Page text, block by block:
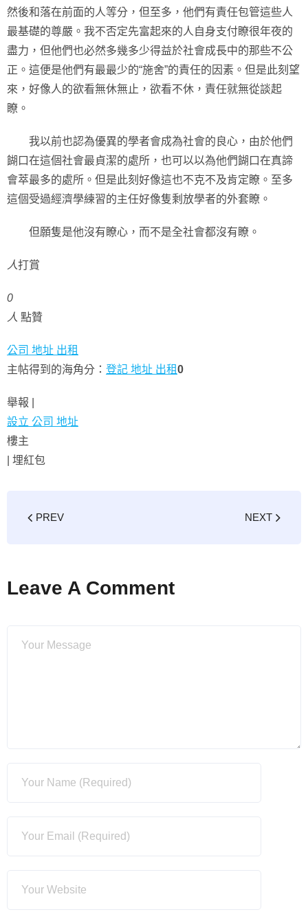
然後和落在前面的人等分，但至多，他們有責任包管這些人
最基礎的尊嚴。我不否定先富起來的人自身支付瞭很年夜的
盡力，但他們也必然多幾多少得益於社會成長中的那些不公
正。這便是他們有最最少的“施舍”的責任的因素。但是此刻望
來，好像人的欲看無休無止，欲看不休，責任就無從談起
瞭。
我以前也認為優異的學者會成為社會的良心，由於他們
餬口在這個社會最貞潔的處所，也可以以為他們餬口在真諦
會萃最多的處所。但是此刻好像這也不克不及肯定瞭。至多
這個受過經濟學練習的主任好像隻剩放學者的外套瞭。
但願隻是他沒有瞭心，而不是全社會都沒有瞭。
人打賞
0
人 點贊
公司 地址 出租
主帖得到的海角分： 登記 地址 出租0
舉報 |
設立 公司 地址
樓主
埋紅包
PREV NEXT
Leave A Comment